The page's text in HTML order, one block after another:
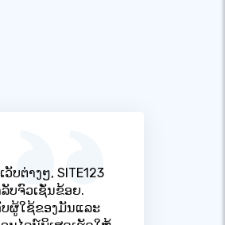
ບຕ່າງໆ, SITE123
ບຈົວເຊັ່ນຂ້ອຍ.
ຜູ້ໃຊ້ຂອງມັນແລະ